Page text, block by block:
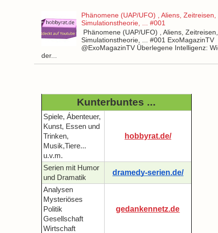
Phänomene (UAP/UFO) , Aliens, Zeitreisen,
Simulationstheorie, ... #001
Phänomene (UAP/UFO) , Aliens, Zeitreisen,
Simulationstheorie, ... #001 ExoMagazinTV
@ExoMagazinTV Überlegene Intelligenz:
der...
Kunterbuntes ...
Spiele, Ábenteuer,
Kunst, Essen und
Trinken,
Musik,Tiere...
u.v.m.
hobbyrat.de/
Serien mit Humor
und Dramatik
dramedy-serien.de/
Analysen
Mysteriöses
Politik
Gesellschaft
Wirtschaft
gedankennetz.de